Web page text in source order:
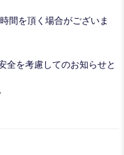
間を頂く場合がございま
全を考慮してのお知らせと